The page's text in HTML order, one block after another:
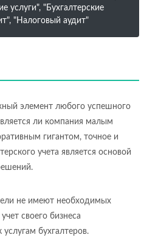
услуги", "Бухгалтерские
"Налоговый аудит"
элемент любого успешного
ли компания малым
гигантом, точное и
учета является основой
не имеют необходимых
своего бизнеса
бухгалтеров.